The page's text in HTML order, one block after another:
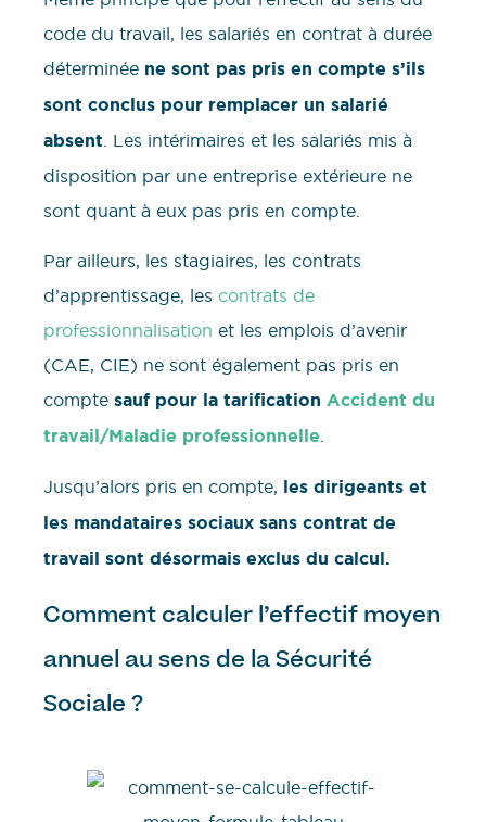
code du travail, les salariés en contrat à durée
déterminée ne sont pas pris en compte s’ils
sont conclus pour remplacer un salarié
absent . Les intérimaires et les salariés mis à
disposition par une entreprise extérieure ne
sont quant à eux pas pris en compte.
Par ailleurs, les stagiaires, les contrats
d’apprentissage, les contrats de
professionnalisation et les emplois d’avenir
(CAE, CIE) ne sont également pas pris en
compte sauf pour la tarification Accident du
travail/Maladie professionnelle
Jusqu’alors pris en compte, les dirigeants et
les mandataires sociaux sans contrat de
travail sont désormais exclus du calcul.
Comment calculer l’effectif moyen
annuel au sens de la Sécurité
Sociale ?